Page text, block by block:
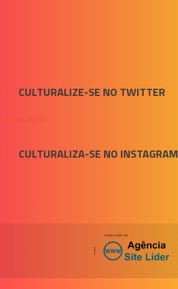
CULTURALIZE-SE NO TWITTER
Meus Tuítes
CULTURALIZA-SE NO INSTAGRAM
|